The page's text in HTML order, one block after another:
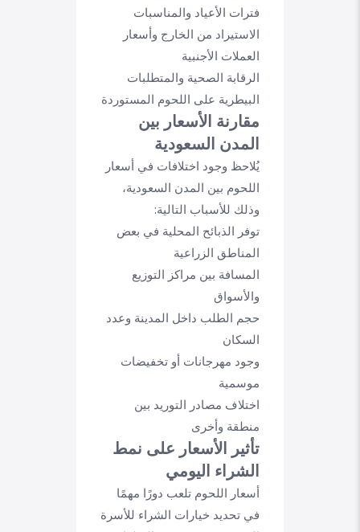
فترات الأعياد والمناسبات
الاستيراد من الخارج وأسعار
العملات الأجنبية
الرقابة الصحية والمتطلبات
البيطرية على اللحوم المستوردة
مقارنة الأسعار بين
المدن السعودية
يُلاحظ وجود اختلافات في أسعار
اللحوم بين المدن السعودية،
وذلك للأسباب التالية:
توفر الذبائح المحلية في بعض
المناطق الزراعية
المسافة بين مراكز التوزيع
والأسواق
حجم الطلب داخل المدينة وعدد
السكان
وجود مهرجانات أو تخفيضات
موسمية
اختلاف مصادر التوريد بين
منطقة وأخرى
تأثير الأسعار على نمط
الشراء اليومي
أسعار اللحوم تلعب دورًا مهمًا
في تحديد خيارات الشراء للأسرة